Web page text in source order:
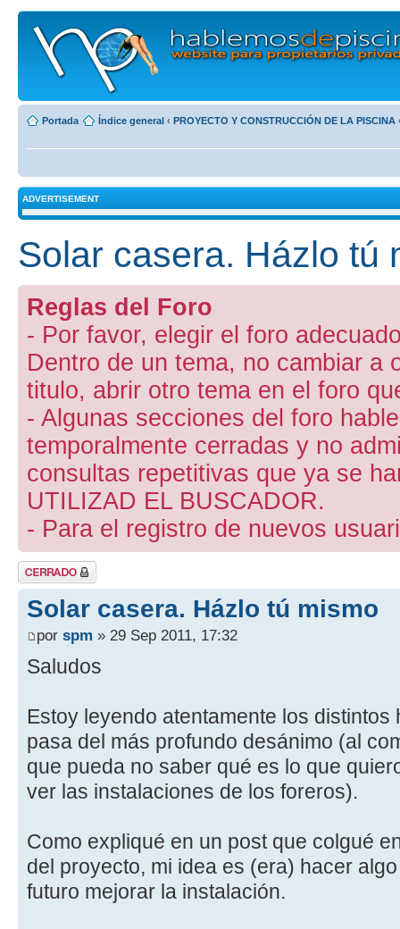
Portada Índice general ‹ PROYECTO Y CONSTRUCCIÓN DE LA PISCINA
ADVERTISEMENT
Solar casera. Házlo tú
Reglas del Foro
- Por favor, elegir el foro
Dentro de un tema, no cambiar a
titulo, abrir otro tema en el foro
- Algunas secciones del foro
temporalmente cerradas y no
consultas repetitivas que ya se
UTILIZAD EL BUSCADOR.
- Para el registro de nuevos
Tema cerrado
Solar casera. Házlo tú mismo
por spm » 29 Sep 2011, 17:32
Saludos
Estoy leyendo atentamente los
pasa del más profundo desánimo (al
que pueda no saber qué es lo que
ver las instalaciones de los foreros).
Como expliqué en un post que colgué
del proyecto, mi idea es (era) hacer
futuro mejorar la instalación.